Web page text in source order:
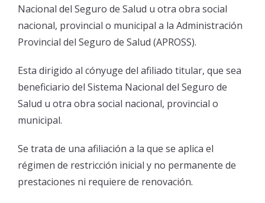
Cobertura
Constancia de Afiliación / Negativa
Programas de Salud
Inscripción Nuevos Prestadores
Tutoriales
Declaración de Staff
Guía de Validación INTERNACION
Guía de Validación APROSS AMBULATORIO
Verificación de Documento
Contactanos
Nacional del Seguro de Salud u otra obra social
nacional, provincial o municipal a la Administración
Provincial del Seguro de Salud (APROSS).
Esta dirigido al cónyuge del afiliado titular, que sea
beneficiario del Sistema Nacional del Seguro de
Salud u otra obra social nacional, provincial o
municipal.
Se trata de una afiliación a la que se aplica el
régimen de restricción inicial y no permanente de
prestaciones ni requiere de renovación.